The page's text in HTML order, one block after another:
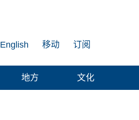
订阅
移动
English
地方 文化